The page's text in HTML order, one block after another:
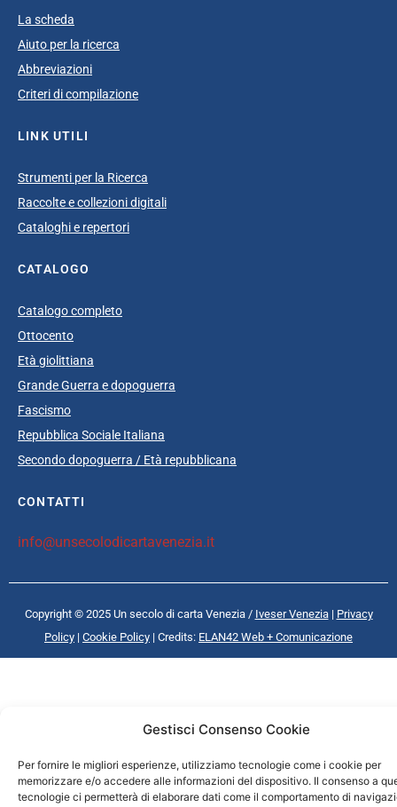
Gestisci Consenso Cookie
Per fornire le migliori esperienze, utilizziamo tecnologie come i cookie per
memorizzare e/o accedere alle informazioni del dispositivo. Il consenso a
tecnologie ci permetterà di elaborare dati come il comportamento di
La scheda
Aiuto per la ricerca
Abbreviazioni
Criteri di compilazione
LINK UTILI
Strumenti per la Ricerca
Raccolte e collezioni digitali
Cataloghi e repertori
CATALOGO
Catalogo completo
Ottocento
Età giolittiana
Grande Guerra e dopoguerra
Fascismo
Repubblica Sociale Italiana
Secondo dopoguerra / Età repubblicana
CONTATTI
info@unsecolodicartavenezia.it
Copyright © 2025 Un secolo di carta Venezia / Iveser Venezia| Privacy
Policy | Cookie Policy | Credits: ELAN42 Web + Comunicazione